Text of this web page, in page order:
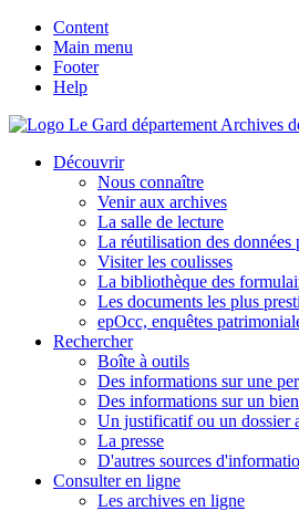
Content
Main menu
Footer
Help
Archives
Découvrir
Nous connaître
Venir aux archives
La salle de lecture
La réutilisation des données
Visiter les coulisses
La bibliothèque des
Les documents les plus
epOcc, enquêtes
Rechercher
Boîte à outils
Des informations sur une
Des informations sur un
Un justificatif ou un dossier
La presse
D'autres sources
Consulter en ligne
Les archives en ligne